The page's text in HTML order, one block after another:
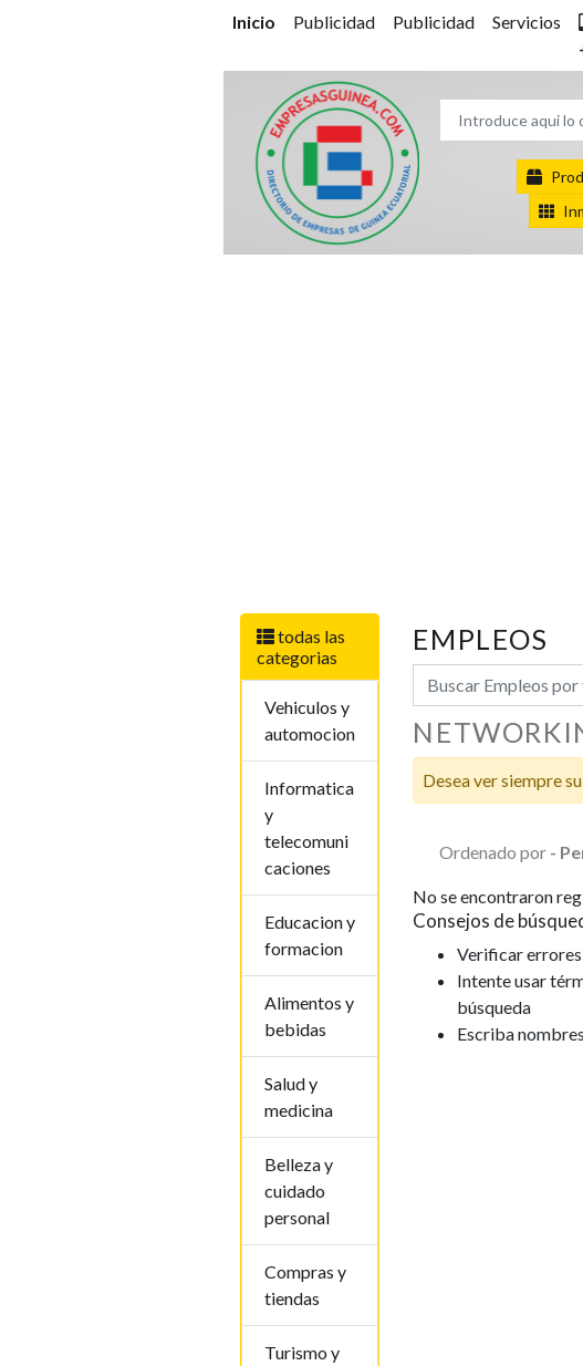
Inicio Publicidad Publicidad Servicios
todas las
categorias
Vehiculos y
automocion
Informatica
y
telecomuni
caciones
Educacion y
formacion
Alimentos y
bebidas
Salud y
medicina
Belleza y
cuidado
personal
Compras y
tiendas
Turismo y
EMPLEOS
Desea ver siempre
Ordenado por -
No se encontraron
Consejos de
Verificar
Intente usar
búsqueda
Escriba